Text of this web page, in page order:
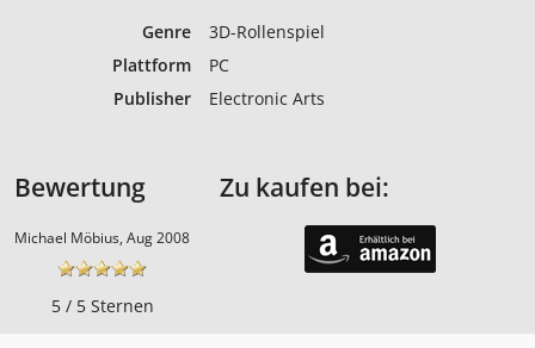
Genre
3D-Rollenspiel
Plattform
PC
Publisher
Electronic Arts
Bewertung
Michael Möbius, Aug 2008
5 / 5 Sternen
Zu kaufen bei: